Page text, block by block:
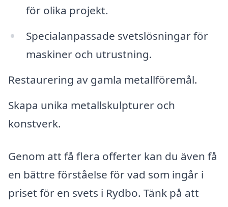
för olika projekt.
Specialanpassade svetslösningar för
maskiner och utrustning.
Restaurering av gamla metallföremål.
Skapa unika metallskulpturer och
konstverk.
Genom att få flera offerter kan du även få
en bättre förståelse för vad som ingår i
priset för en svets i Rydbo. Tänk på att